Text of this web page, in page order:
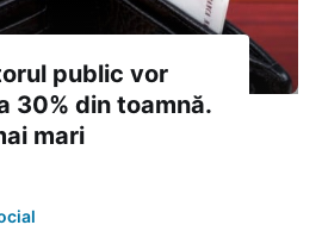
public vor
30% din toamnă.
mari